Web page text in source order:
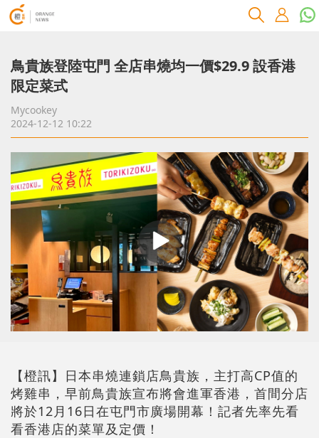
鳥貴族登陸屯門 全店串燒均一價$29.9 設香港
限定菜式
Mycookey
2024-12-12 10:22
【橙訊】日本串燒連鎖店鳥貴族，主打高CP值的
烤雞串，早前鳥貴族宣布將會進軍香港，首間分店
將於12月16日在屯門市廣場開幕！記者先率先看
看香港店的菜單及定價！